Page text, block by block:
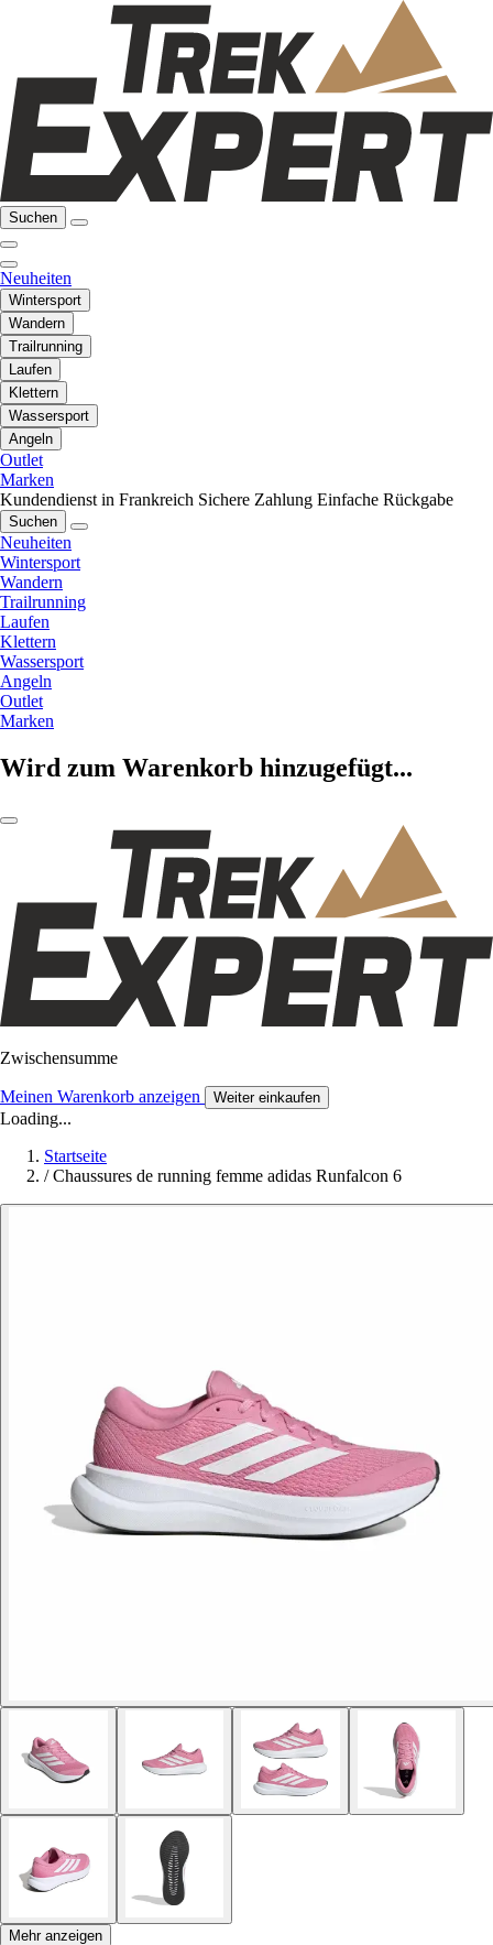
Suchen
Neuheiten
Wintersport
Wandern
Trailrunning
Laufen
Klettern
Wassersport
Angeln
Outlet
Marken
Kundendienst in Frankreich Sichere Zahlung Einfache Rückgabe
Suchen
Neuheiten
Wintersport
Wandern
Trailrunning
Laufen
Klettern
Wassersport
Angeln
Outlet
Marken
Wird zum Warenkorb hinzugefügt...
Zwischensumme
Meinen Warenkorb anzeigen Weiter einkaufen
Loading...
Startseite
/ Chaussures de running femme adidas Runfalcon 6
Mehr anzeigen